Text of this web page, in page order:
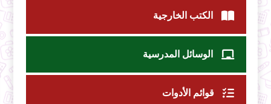
الكتب الخارجية
الوسائل المدرسية
قوائم الأدوات